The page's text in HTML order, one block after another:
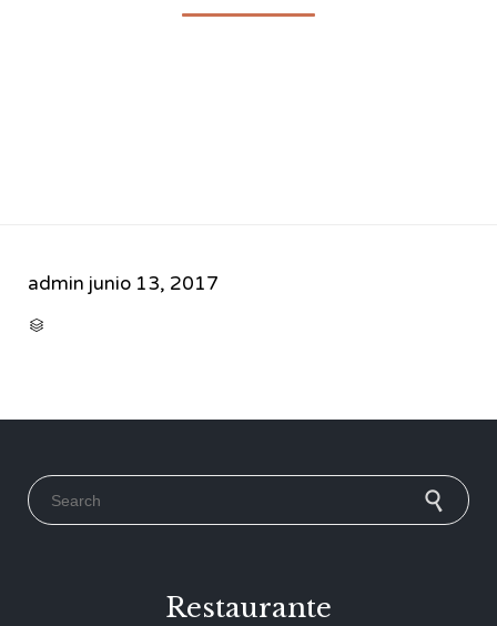
admin junio 13, 2017

Search for:
Restaurante